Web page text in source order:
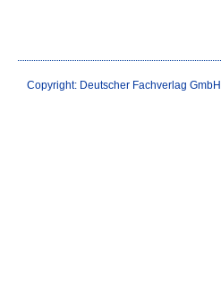
Copyright: Deutscher Fachverlag GmbH